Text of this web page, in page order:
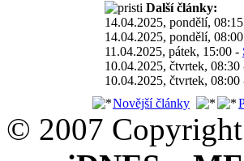
Další články:
14.04.2025, pondělí,
14.04.2025, pondělí,
11.04.2025, pátek, 15:00 -
10.04.2025, čtvrtek, 08:30
10.04.2025, čtvrtek, 08:00
Novější články
© 2007 Copyright